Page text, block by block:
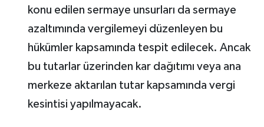
konu edilen sermaye unsurları da sermaye
azaltımında vergilemeyi düzenleyen bu
hükümler kapsamında tespit edilecek. Ancak
bu tutarlar üzerinden kar dağıtımı veya ana
merkeze aktarılan tutar kapsamında vergi
kesintisi yapılmayacak.